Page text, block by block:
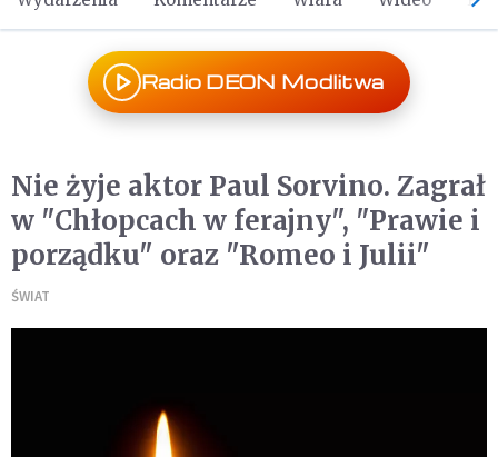
Radio DEON Modlitwa
Nie żyje aktor Paul Sorvino. Zagrał
w "Chłopcach w ferajny", "Prawie i
porządku" oraz "Romeo i Julii"
ŚWIAT